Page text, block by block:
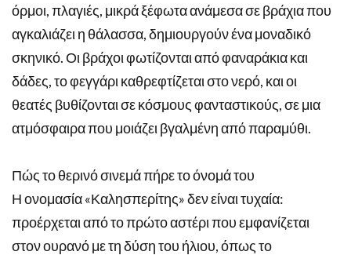
όρμοι, πλαγιές, μικρά ξέφωτα ανάμεσα σε βράχια που
αγκαλιάζει η θάλασσα, δημιουργούν ένα μοναδικό
σκηνικό. Οι βράχοι φωτίζονται από φαναράκια και
δάδες, το φεγγάρι καθρεφτίζεται στο νερό, και οι
θεατές βυθίζονται σε κόσμους φανταστικούς, σε μια
ατμόσφαιρα που μοιάζει βγαλμένη από παραμύθι.
Πώς το θερινό σινεμά πήρε το όνομά του
Η ονομασία «Καλησπερίτης» δεν είναι τυχαία:
προέρχεται από το πρώτο αστέρι που εμφανίζεται
στον ουρανό με τη δύση του ήλιου, όπως το